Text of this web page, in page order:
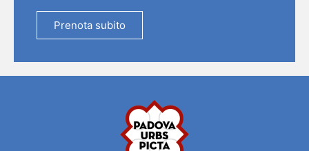
Prenota subito